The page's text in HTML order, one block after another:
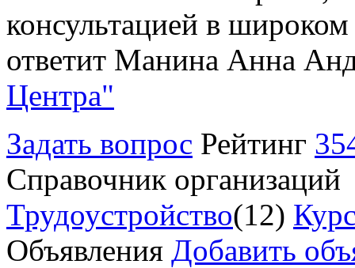
консультацией в
ответит Манина Анна
Центра"
Задать вопрос Рейтинг
Справочник организаций
Трудоустройство(12)
Объявления Добавить